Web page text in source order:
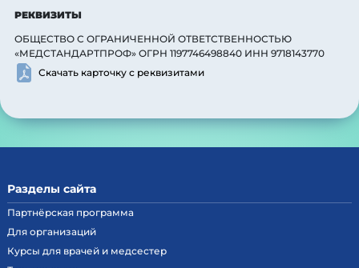
РЕКВИЗИТЫ
ОБЩЕСТВО С ОГРАНИЧЕННОЙ ОТВЕТСТВЕННОСТЬЮ
«МЕДСТАНДАРТПРОФ» ОГРН 1197746498840 ИНН 9718143770
Скачать карточку с реквизитами
Разделы сайта
Партнёрская программа
Для организаций
Курсы для врачей и медсестер